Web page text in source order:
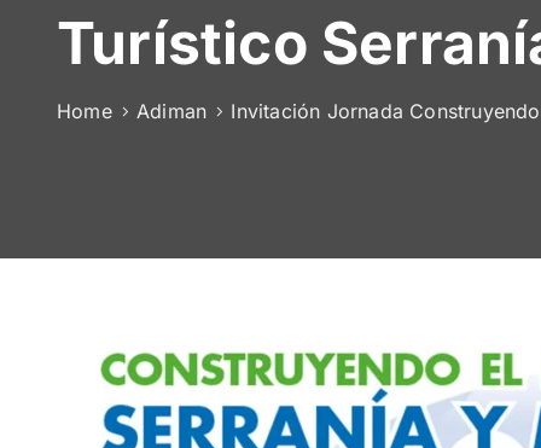
Turístico
Home Adiman Invitación Jornada